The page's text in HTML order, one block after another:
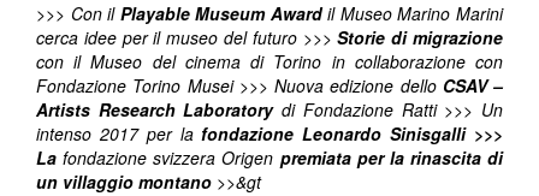
>>> Con ilPlayable Museum Awardil Museo Marino Marini
cerca idee per il museo del futuro >>>Storie di migrazione
con il Museo del cinema di Torino in collaborazione con
Fondazione Torino Musei >>> Nuova edizione dello CSAV –
Artists Research Laboratorydi Fondazione Ratti >>> Un
intenso 2017 per lafondazione Leonardo Sinisgalli >>>
Lafondazione svizzera Origen premiata per la rinascita di
un villaggio montano >>&gt